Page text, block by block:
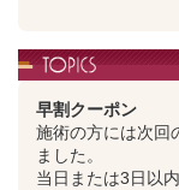
早割クーポン
施術の方には次回
ました。
当日または3日以